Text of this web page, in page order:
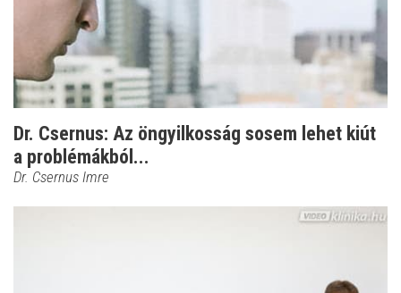
Dr. Csernus: Az öngyilkosság sosem lehet kiút
a problémákból...
Dr. Csernus Imre